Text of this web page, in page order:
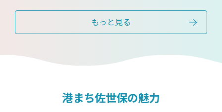
もっと見る
港まち佐世保の魅力